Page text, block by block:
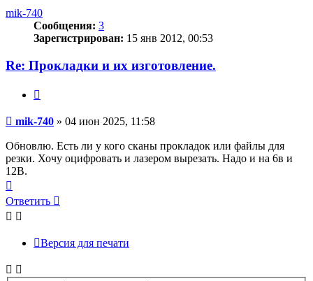
началу
mik-740
Сообщения: 3
Зарегистрирован: 15 янв 2012, 00:53
Re: Прокладки и их изготовление.
Сообщение
mik-740 » 04 июн 2025, 11:58
Обновлю. Есть ли у кого сканы прокладок или файлы для
резки. Хочу оцифровать и лазером вырезать. Надо и на 6в и
12В.
к
началу
Ответить
Версия для печати